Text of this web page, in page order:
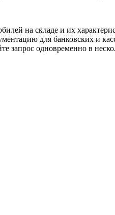
на складе и их
для банковских и
запрос одновременно в